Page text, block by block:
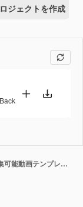
ジェクトを作成
フラットな抽象背景 - カスタマイズ可能な編集可能動画テンプレート